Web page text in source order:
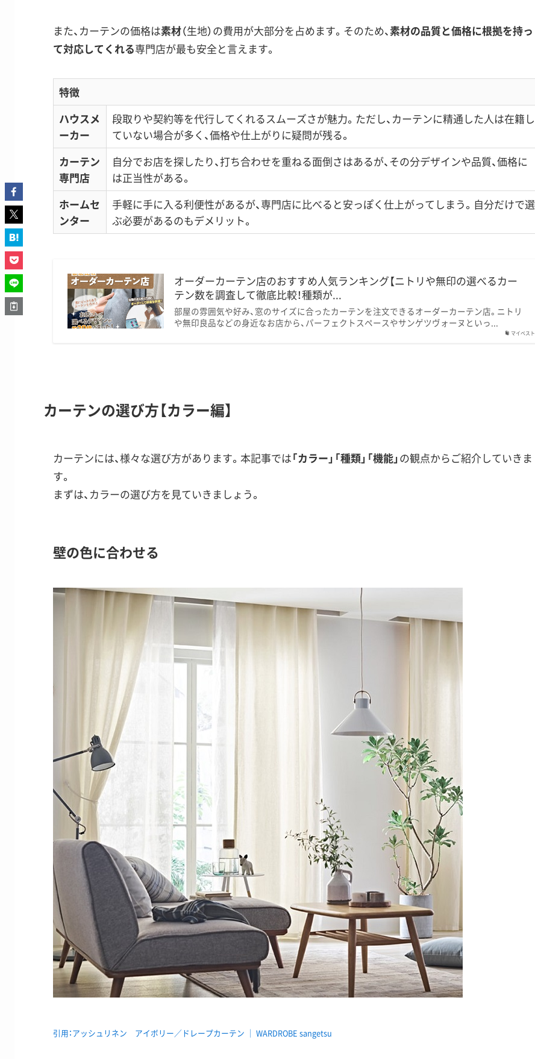
また、カーテンの価格は素材（生地）の費用が大部分を占めます。そのため、 素材の品質と価格に根拠を持っ
て対応してくれる専門店が最も安全と言えます。
特徴
ハウスメ
ーカー
段取りや契約等を代行してくれるスムーズさが魅力。ただし、カーテンに精通した人は在籍し
ていない場合が多く、価格や仕上がりに疑問が残る。
カーテン
専門店
自分でお店を探したり、打ち合わせを重ねる面倒さはあるが、その分デザインや品質、価格に
は正当性がある。
ホームセ
ンター
手軽に手に入る利便性があるが、専門店に比べると安っぽく仕上がってしまう。自分だけで選
ぶ必要があるのもデメリット。
マイベスト
オーダーカーテン店のおすすめ人気ランキング【ニトリや無印の選べるカー
テン数を調査して徹底比較！種類が...
部屋の雰囲気や好み、窓のサイズに合ったカーテンを注文できるオーダーカーテン店。ニトリ
や無印良品などの身近なお店から、パーフェクトスペースやサンゲツヴォーヌといっ...
カーテンの選び方【カラー編】
カーテンには、様々な選び方があります。本記事では「カラー」「種類」「機能」の観点からご紹介していきま
す。
まずは、カラーの選び方を見ていきましょう。
壁の色に合わせる
引用：アッシュリネン アイボリー／ドレープカーテン ｜ WARDROBE sangetsu